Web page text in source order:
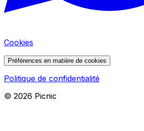
Cookies
Préférences en matière de cookies
Politique de confidentialité
© 2026 Picnic